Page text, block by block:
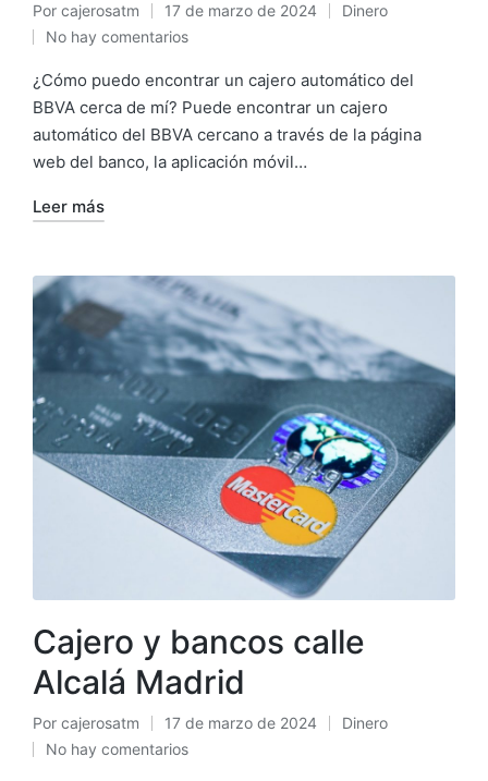
Publicado
por
Por cajerosatm 17 de marzo de 2024
Publicado
Dinero
No hay comentarios
¿Cómo puedo encontrar un cajero automático del
BBVA cerca de mí? Puede encontrar un cajero
automático del BBVA cercano a través de la página
web del banco, la aplicación móvil…
Leer más
Cajero y bancos calle
Alcalá Madrid
Publicado
por
Por cajerosatm 17 de marzo de 2024
Publicado
Dinero
No hay comentarios